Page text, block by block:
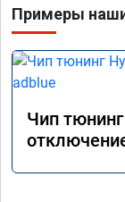
Примеры
Чип